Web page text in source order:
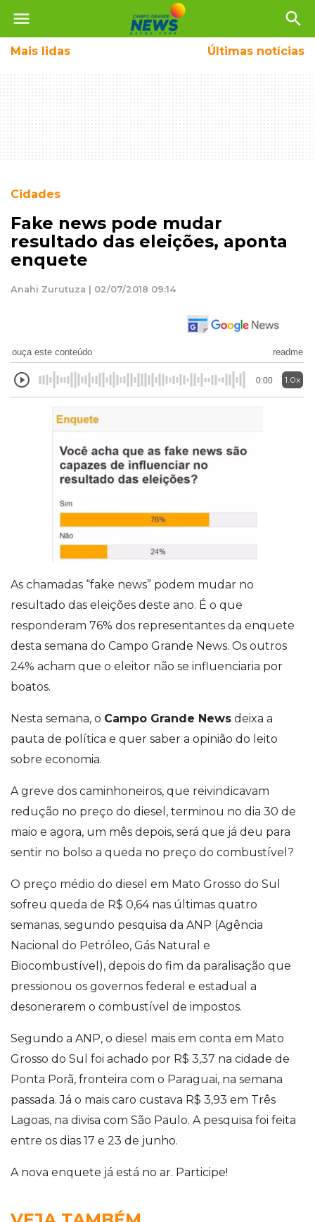
menu search
Mais lidas Últimas notícias
Cidades
Fake news pode mudar
resultado das eleições, aponta
enquete
Anahi Zurutuza | 02/07/2018 09:14
ouça este conteúdo readme
0:00 1.0x
As chamadas “fake news” podem mudar no
resultado das eleições deste ano. É o que
responderam 76% dos representantes da enquete
desta semana do Campo Grande News. Os outros
24% acham que o eleitor não se influenciaria por
boatos.
Nesta semana, o Campo Grande News deixa a
pauta de política e quer saber a opinião do leito
sobre economia.
A greve dos caminhoneiros, que reivindicavam
redução no preço do diesel, terminou no dia 30 de
maio e agora, um mês depois, será que já deu para
sentir no bolso a queda no preço do combustível?
O preço médio do diesel em Mato Grosso do Sul
sofreu queda de R$ 0,64 nas últimas quatro
semanas, segundo pesquisa da ANP (Agência
Nacional do Petróleo, Gás Natural e
Biocombustível), depois do fim da paralisação que
pressionou os governos federal e estadual a
desonerarem o combustível de impostos.
Segundo a ANP, o diesel mais em conta em Mato
Grosso do Sul foi achado por R$ 3,37 na cidade de
Ponta Porã, fronteira com o Paraguai, na semana
passada. Já o mais caro custava R$ 3,93 em Três
Lagoas, na divisa com São Paulo. A pesquisa foi feita
entre os dias 17 e 23 de junho.
A nova enquete já está no ar. Participe!